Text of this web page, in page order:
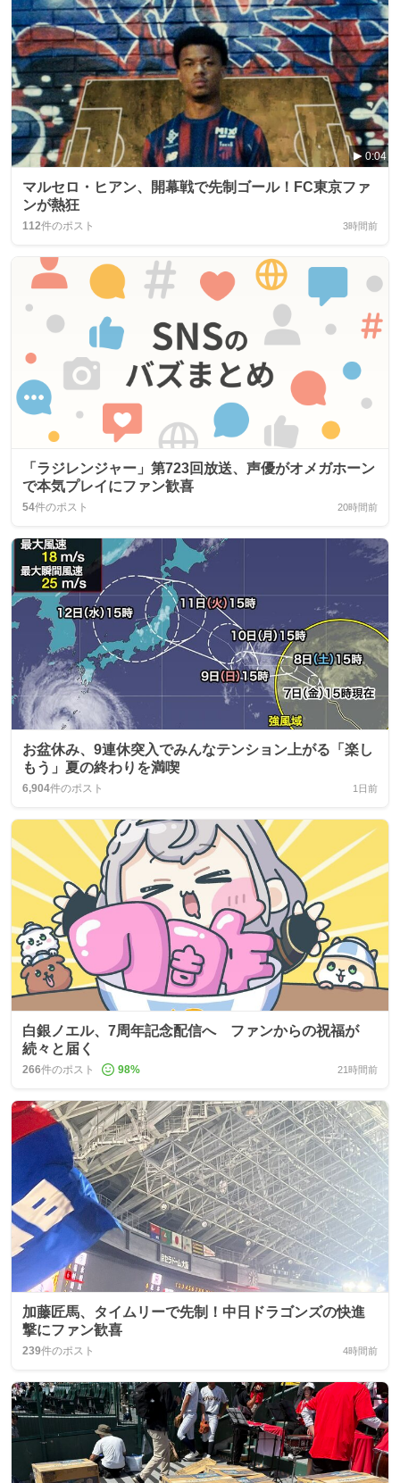
0:04
マルセロ・ヒアン、開幕戦で先制ゴール！FC東京ファ
ンが熱狂
112件のポスト 3時間前
「ラジレンジャー」第723回放送、声優がオメガホーン
で本気プレイにファン歓喜
54件のポスト 20時間前
お盆休み、9連休突入でみんなテンション上がる「楽し
もう」夏の終わりを満喫
6,904件のポスト 1日前
白銀ノエル、7周年記念配信へ ファンからの祝福が
続々と届く
266件のポスト 98% 21時間前
加藤匠馬、タイムリーで先制！中日ドラゴンズの快進
撃にファン歓喜
239件のポスト 4時間前